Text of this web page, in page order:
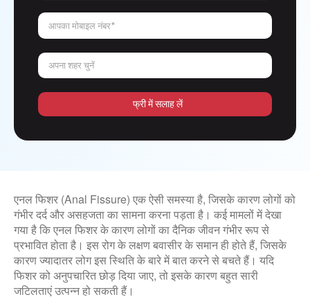
आपका मोबाइल नंबर*
अपना शहर चुनें
फ्री में सलाह लें
एनल फिशर (Anal Fissure) एक ऐसी समस्या है, जिसके कारण लोगों को
गंभीर दर्द और असहजता का सामना करना पड़ता है। कई मामलों में देखा
गया है कि एनल फिशर के कारण लोगों का दैनिक जीवन गंभीर रूप से
प्रभावित होता है। इस रोग के लक्षण बवासीर के समान ही होते हैं, जिसके
कारण ज्यादातर लोग इस स्थिति के बारे में बात करने से बचते हैं। यदि
फिशर को अनुपचारित छोड़ दिया जाए, तो इसके कारण बहुत सारी
जटिलताएं उत्पन्न हो सकती हैं।